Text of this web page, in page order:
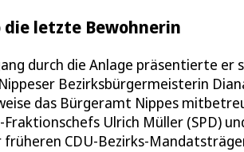
die letzte Bewohnerin
durch die Anlage präsentierte
Bezirksbürgermeisterin
das Bürgeramt Nippes
Fraktionschefs Ulrich Müller (SPD)
früheren CDU-Bezirks-